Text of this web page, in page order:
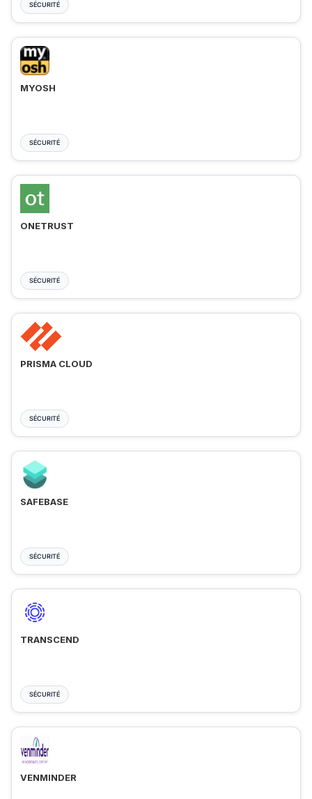
SÉCURITÉ
MYOSH
SÉCURITÉ
ONETRUST
SÉCURITÉ
PRISMA CLOUD
SÉCURITÉ
SAFEBASE
SÉCURITÉ
TRANSCEND
SÉCURITÉ
VENMINDER